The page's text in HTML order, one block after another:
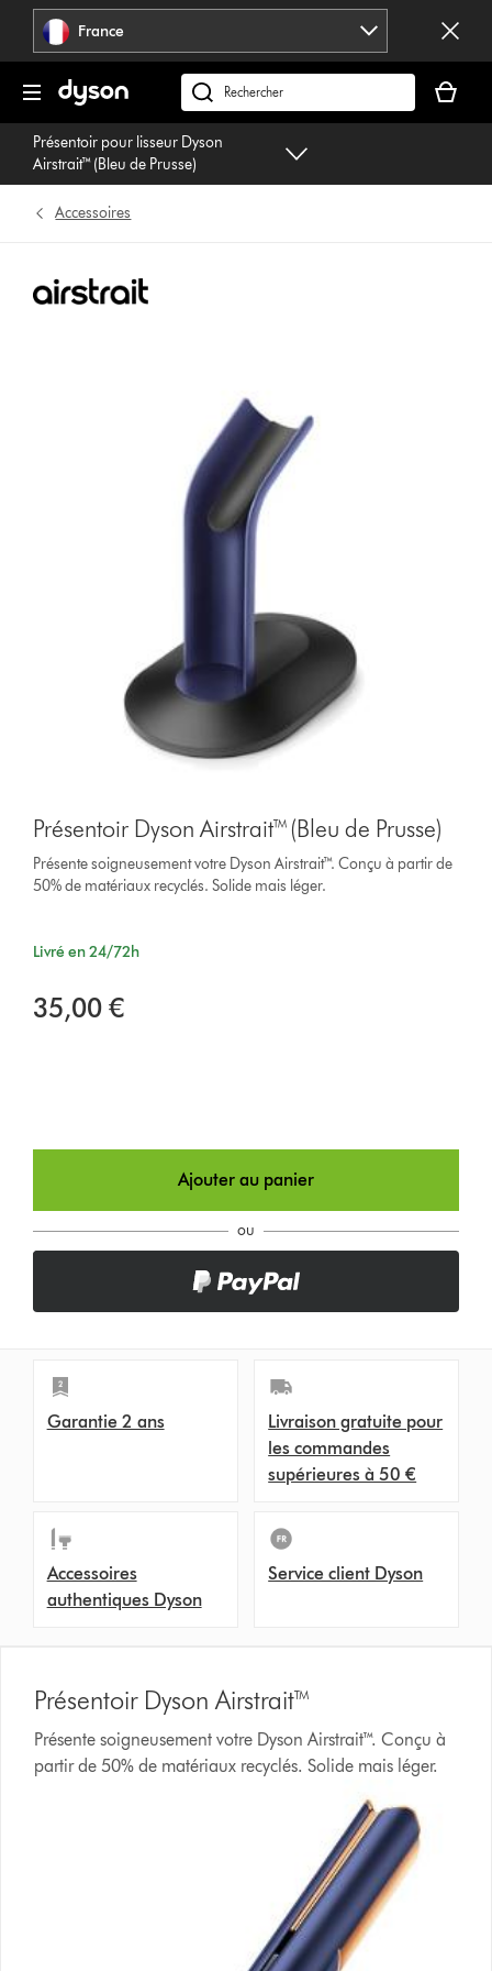
Sauter
pages
France
Rechercher
des
produits
panier
est
Présentoir pour lisseur Dyson
Airstrait™ (Bleu de Prusse)
Accessoires
Présentoir Dyson Airstrait™ (Bleu de Prusse)
Présente soigneusement votre Dyson Airstrait™. Conçu à partir de
50% de matériaux recyclés. Solide mais léger.
Livré en 24/72h
35,00 €
Ajouter au panier
ou
Garantie 2 ans
Livraison gratuite pour
les commandes
supérieures à 50 €
Accessoires
authentiques Dyson
Service client Dyson
Présentoir Dyson Airstrait™
Présente soigneusement votre Dyson Airstrait™. Conçu à
partir de 50% de matériaux recyclés. Solide mais léger.